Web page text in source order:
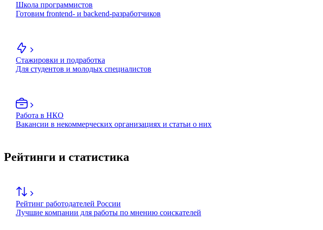
Школа программистов
Готовим frontend- и backend-разработчиков
Стажировки и подработка
Для студентов и молодых специалистов
Работа в НКО
Вакансии в некоммерческих организациях и статьи о них
Рейтинги и статистика
Рейтинг работодателей России
Лучшие компании для работы по мнению соискателей